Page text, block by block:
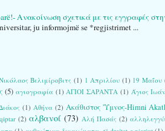
Ανακοίνωση σχετικά με τις εγγραφές
ju informojmë se *regjistrimet ...
Βελιμίροβιτς (1) 1 Απριλίου (1) 19 Μαΐου
(5) αγιογραφία (1) ΑΓΙΟΙ ΣΑΡΑΝΤΑ (1) Άγιος
(1) Αθήνα (2) Ακάθιστος 'Υμνος-Himni
(2) αλβανοί (73) Αλή Πασάς (2)